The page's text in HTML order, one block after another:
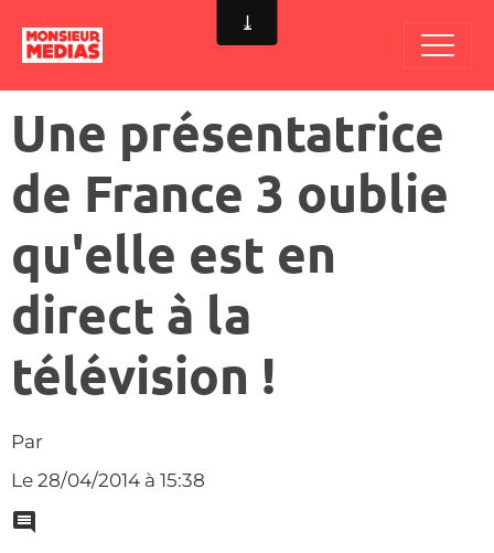
Une présentatrice
de France 3 oublie
qu'elle est en
direct à la
télévision !
Par
Le 28/04/2014 à 15:38